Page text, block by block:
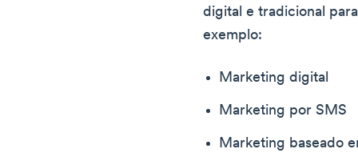
digital e tradicional
exemplo:
Marketing digital
Marketing por SMS
Marketing baseado